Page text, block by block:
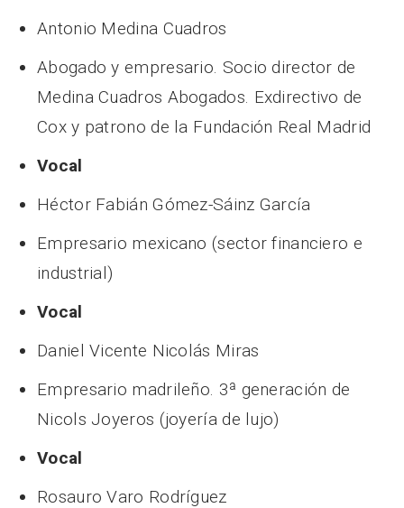
Antonio Medina Cuadros
Abogado y empresario. Socio director de
Medina Cuadros Abogados. Exdirectivo de
Cox y patrono de la Fundación Real Madrid
Vocal
Héctor Fabián Gómez-Sáinz García
Empresario mexicano (sector financiero e
industrial)
Vocal
Daniel Vicente Nicolás Miras
Empresario madrileño. 3ª generación de
Nicols Joyeros (joyería de lujo)
Vocal
Rosauro Varo Rodríguez